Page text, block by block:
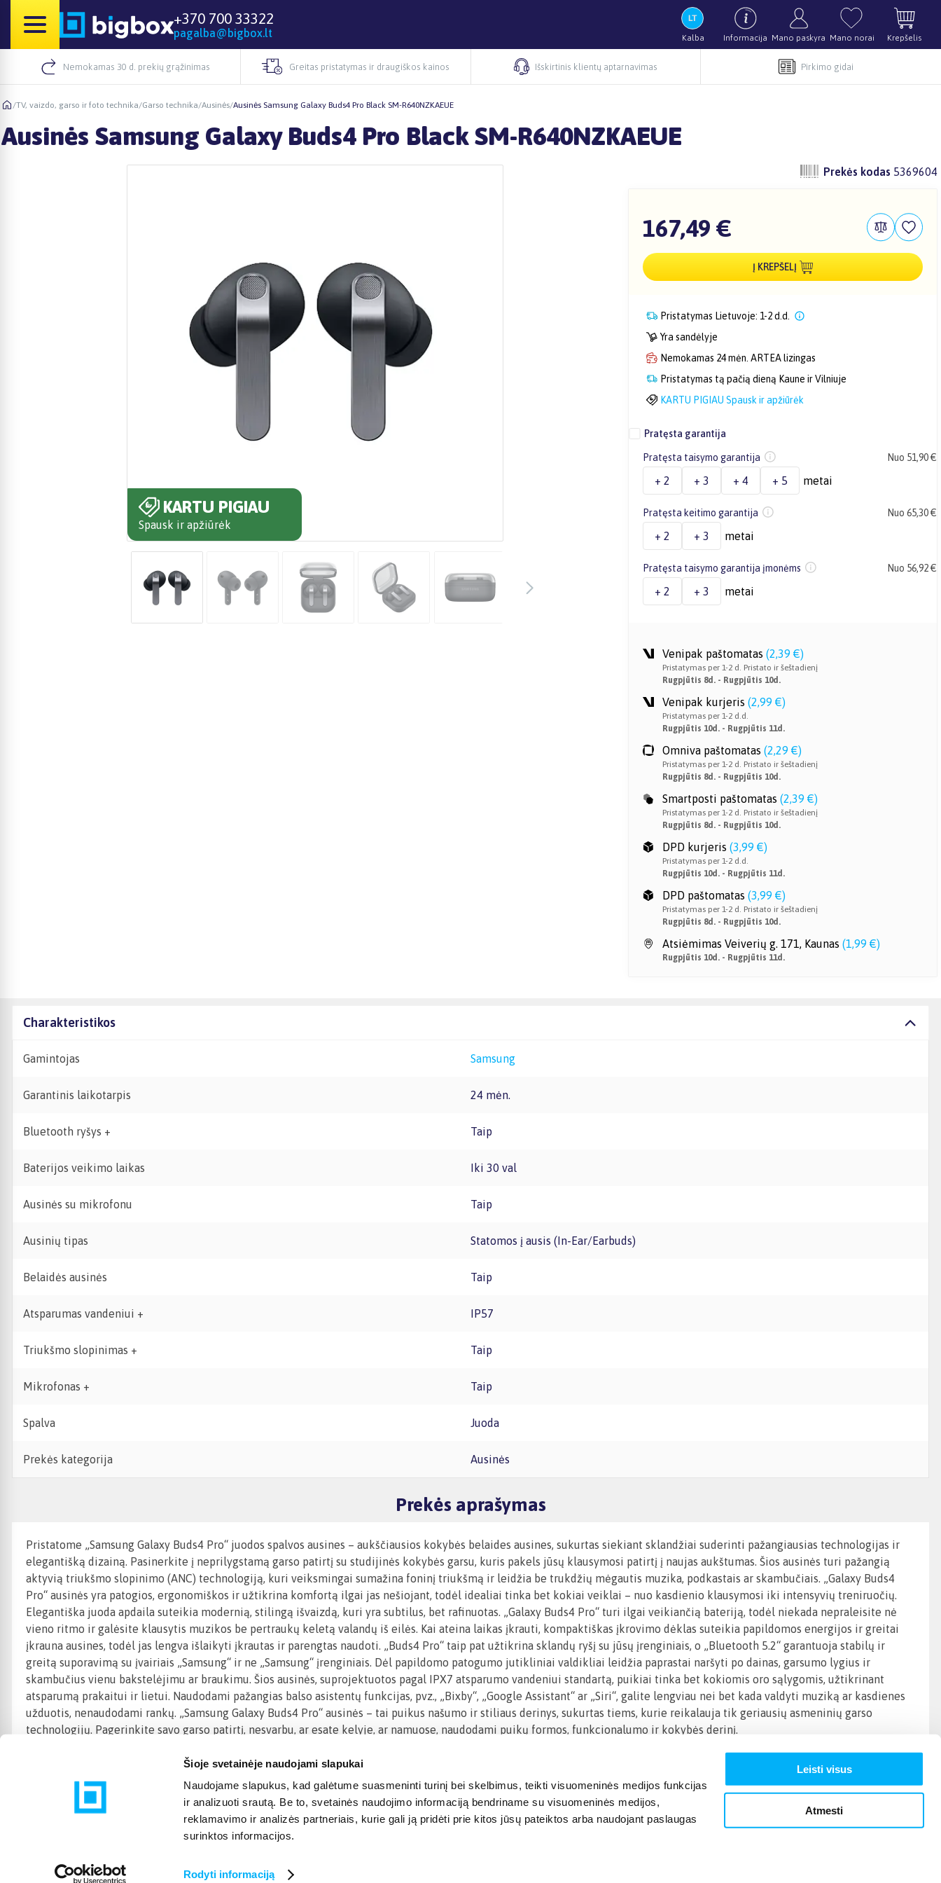
Šioje svetainėje naudojami slapukai
Naudojame slapukus, kad galėtume suasmeninti turinį bei skelbimus, teikti visuomeninės medijos funkcijas
ir analizuoti srautą. Be to, svetainės naudojimo informaciją bendriname su visuomeninės medijos,
reklamavimo ir analizės partneriais, kurie gali ją pridėti prie kitos jūsų pateiktos arba naudojant paslaugas
surinktos informacijos.
Rodyti informaciją
Leisti visus
Atmesti
+370 700 33322
pagalba@bigbox.lt Kalba Informacija Mano paskyra Mano norai Krepšelis
Nemokamas 30 d. prekių grąžinimas Greitas pristatymas ir draugiškos kainos Išskirtinis klientų aptarnavimas Pirkimo gidai
/TV, vaizdo, garso ir foto technika/Garso technika/Ausinės/Ausinės Samsung Galaxy Buds4 Pro Black SM-R640NZKAEUE
Ausinės Samsung Galaxy Buds4 Pro Black SM-R640NZKAEUE
KARTU PIGIAU
Spausk ir apžiūrėk
Prekės kodas 5369604
167,49 €
Į KREPŠELĮ
Pristatymas Lietuvoje: 1-2 d.d.
Yra sandėlyje
Nemokamas 24 mėn. ARTEA lizingas
Pristatymas tą pačią dieną Kaune ir Vilniuje
KARTU PIGIAU Spausk ir apžiūrėk
Pratęsta garantija
Pratęsta taisymo garantija Nuo 51,90 €
+ 2 + 3 + 4 + 5 metai
Pratęsta keitimo garantija Nuo 65,30 €
+ 2 + 3 metai
Pratęsta taisymo garantija įmonėms Nuo 56,92 €
+ 2 + 3 metai
Venipak paštomatas (2,39 €)
Pristatymas per 1-2 d. Pristato ir šeštadienį
Rugpjūtis 8d. - Rugpjūtis 10d.
Venipak kurjeris (2,99 €)
Pristatymas per 1-2 d.d.
Rugpjūtis 10d. - Rugpjūtis 11d.
Omniva paštomatas (2,29 €)
Pristatymas per 1-2 d. Pristato ir šeštadienį
Rugpjūtis 8d. - Rugpjūtis 10d.
Smartposti paštomatas (2,39 €)
Pristatymas per 1-2 d. Pristato ir šeštadienį
Rugpjūtis 8d. - Rugpjūtis 10d.
DPD kurjeris (3,99 €)
Pristatymas per 1-2 d.d.
Rugpjūtis 10d. - Rugpjūtis 11d.
DPD paštomatas (3,99 €)
Pristatymas per 1-2 d. Pristato ir šeštadienį
Rugpjūtis 8d. - Rugpjūtis 10d.
Atsiėmimas Veiverių g. 171, Kaunas (1,99 €)
Rugpjūtis 10d. - Rugpjūtis 11d.
Charakteristikos
Gamintojas Samsung
Garantinis laikotarpis 24 mėn.
Bluetooth ryšys + Taip
Baterijos veikimo laikas Iki 30 val
Ausinės su mikrofonu Taip
Ausinių tipas Statomos į ausis (In-Ear/Earbuds)
Belaidės ausinės Taip
Atsparumas vandeniui + IP57
Triukšmo slopinimas + Taip
Mikrofonas + Taip
Spalva Juoda
Prekės kategorija Ausinės
Prekės aprašymas
Pristatome „Samsung Galaxy Buds4 Pro“ juodos spalvos ausines – aukščiausios kokybės belaides ausines, sukurtas siekiant sklandžiai suderinti pažangiausias technologijas ir
elegantišką dizainą. Pasinerkite į neprilygstamą garso patirtį su studijinės kokybės garsu, kuris pakels jūsų klausymosi patirtį į naujas aukštumas. Šios ausinės turi pažangią
aktyvią triukšmo slopinimo (ANC) technologiją, kuri veiksmingai sumažina foninį triukšmą ir leidžia be trukdžių mėgautis muzika, podkastais ar skambučiais. „Galaxy Buds4
Pro“ ausinės yra patogios, ergonomiškos ir užtikrina komfortą ilgai jas nešiojant, todėl idealiai tinka bet kokiai veiklai – nuo kasdienio klausymosi iki intensyvių treniruočių.
Elegantiška juoda apdaila suteikia modernią, stilingą išvaizdą, kuri yra subtilus, bet rafinuotas. „Galaxy Buds4 Pro“ turi ilgai veikiančią bateriją, todėl niekada nepraleisite nė
vieno ritmo ir galėsite klausytis muzikos be pertraukų keletą valandų iš eilės. Kai ateina laikas įkrauti, kompaktiškas įkrovimo dėklas suteikia papildomos energijos ir greitai
įkrauna ausines, todėl jas lengva išlaikyti įkrautas ir parengtas naudoti. „Buds4 Pro“ taip pat užtikrina sklandų ryšį su jūsų įrenginiais, o „Bluetooth 5.2“ garantuoja stabilų ir
greitą suporavimą su įvairiais „Samsung“ ir ne „Samsung“ įrenginiais. Dėl papildomo patogumo jutikliniai valdikliai leidžia paprastai naršyti po dainas, garsumo lygius ir
skambučius vienu bakstelėjimu ar braukimu. Šios ausinės, suprojektuotos pagal IPX7 atsparumo vandeniui standartą, puikiai tinka bet kokiomis oro sąlygomis, užtikrinant
atsparumą prakaitui ir lietui. Naudodami pažangias balso asistentų funkcijas, pvz., „Bixby“, „Google Assistant“ ar „Siri“, galite lengviau nei bet kada valdyti muziką ar kasdienes
užduotis, nenaudodami rankų. „Samsung Galaxy Buds4 Pro“ ausinės – tai puikus našumo ir stiliaus derinys, sukurtas tiems, kurie reikalauja tik geriausių asmeninių garso
technologijų. Pagerinkite savo garso patirtį, nesvarbu, ar esate kelyje, ar namuose, naudodami puikų formos, funkcionalumo ir kokybės derinį.